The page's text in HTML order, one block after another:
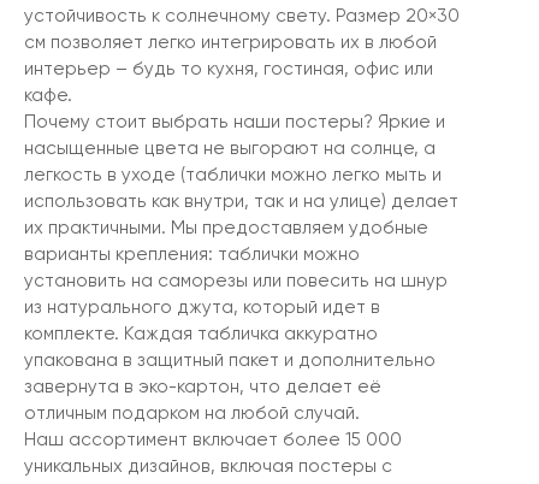
устойчивость к солнечному свету. Размер 20×30
см позволяет легко интегрировать их в любой
интерьер – будь то кухня, гостиная, офис или
кафе.
Почему стоит выбрать наши постеры? Яркие и
насыщенные цвета не выгорают на солнце, а
легкость в уходе (таблички можно легко мыть и
использовать как внутри, так и на улице) делает
их практичными. Мы предоставляем удобные
варианты крепления: таблички можно
установить на саморезы или повесить на шнур
из натурального джута, который идет в
комплекте. Каждая табличка аккуратно
упакована в защитный пакет и дополнительно
завернута в эко-картон, что делает её
отличным подарком на любой случай.
Наш ассортимент включает более 15 000
уникальных дизайнов, включая постеры с